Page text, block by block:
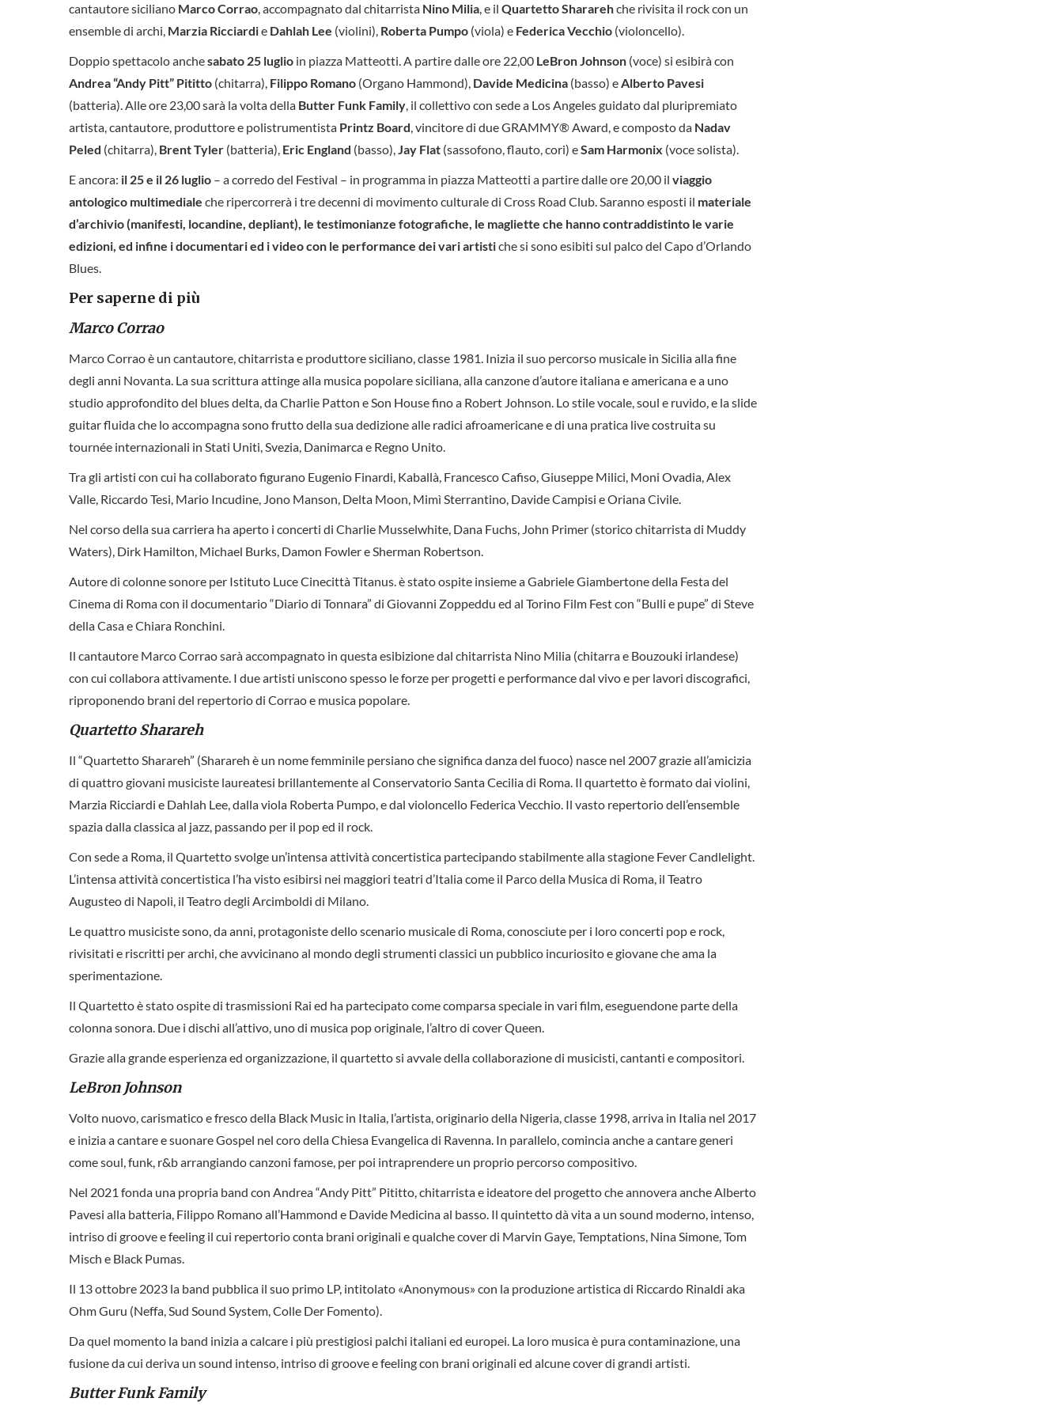
cantautore siciliano Marco Corrao, accompagnato dal chitarrista Nino Milia, e il Quartetto Shararehche rivisita il rock con un
ensemble di archi, Marzia Ricciardie Dahlah Lee (violini), Roberta Pumpo (viola) e Federica Vecchio (violoncello).
Doppio spettacolo anchesabato 25 luglio in piazza Matteotti. A partire dalle ore 22,00 LeBron Johnson (voce) si esibirà con
Andrea “Andy Pitt” Pititto (chitarra), Filippo Romano (Organo Hammond), Davide Medicina (basso) eAlberto Pavesi
(batteria). Alle ore 23,00 sarà la volta della Butter Funk Family, il collettivo con sede a Los Angeles guidato dal pluripremiato
artista, cantautore, produttore e polistrumentista Printz Board, vincitore di due GRAMMY® Award, e composto da Nadav
Peled (chitarra), Brent Tyler (batteria), Eric England (basso),Jay Flat (sassofono, flauto, cori) eSam Harmonix (voce solista).
E ancora: il 25 e il 26 luglio – a corredo del Festival – in programma in piazza Matteotti a partire dalle ore 20,00 il viaggio
antologico multimediale che ripercorrerà i tre decenni di movimento culturale di Cross Road Club. Saranno esposti il materiale
d’archivio (manifesti, locandine, depliant), le testimonianze fotografiche, le magliette che hanno contraddistinto le varie
edizioni, ed infine i documentari ed i video con le performance dei vari artistiche si sono esibiti sul palco del Capo d’Orlando
Blues.
Per saperne di più
Marco Corrao
Marco Corrao è un cantautore, chitarrista e produttore siciliano, classe 1981. Inizia il suo percorso musicale in Sicilia alla fine
degli anni Novanta. La sua scrittura attinge alla musica popolare siciliana, alla canzone d’autore italiana e americana e a uno
studio approfondito del blues delta, da Charlie Patton e Son House fino a Robert Johnson. Lo stile vocale, soul e ruvido, e la slide
guitar fluida che lo accompagna sono frutto della sua dedizione alle radici afroamericane e di una pratica live costruita su
tournée internazionali in Stati Uniti, Svezia, Danimarca e Regno Unito.
Tra gli artisti con cui ha collaborato figurano Eugenio Finardi, Kaballà, Francesco Cafiso, Giuseppe Milici, Moni Ovadia, Alex
Valle, Riccardo Tesi, Mario Incudine, Jono Manson, Delta Moon, Mimì Sterrantino, Davide Campisi e Oriana Civile.
Nel corso della sua carriera ha aperto i concerti di Charlie Musselwhite, Dana Fuchs, John Primer (storico chitarrista di Muddy
Waters), Dirk Hamilton, Michael Burks, Damon Fowler e Sherman Robertson.
Autore di colonne sonore per Istituto Luce Cinecittà Titanus. è stato ospite insieme a Gabriele Giambertone della Festa del
Cinema di Roma con il documentario “Diario di Tonnara” di Giovanni Zoppeddu ed al Torino Film Fest con “Bulli e pupe” di Steve
della Casa e Chiara Ronchini.
Il cantautore Marco Corrao sarà accompagnato in questa esibizione dal chitarrista Nino Milia (chitarra e Bouzouki irlandese)
con cui collabora attivamente. I due artisti uniscono spesso le forze per progetti e performance dal vivo e per lavori discografici,
riproponendo brani del repertorio di Corrao e musica popolare.
Quartetto Sharareh
Il “Quartetto Sharareh” (Sharareh è un nome femminile persiano che significa danza del fuoco) nasce nel 2007 grazie all’amicizia
di quattro giovani musiciste laureatesi brillantemente al Conservatorio Santa Cecilia di Roma. Il quartetto è formato dai violini,
Marzia Ricciardi e Dahlah Lee, dalla viola Roberta Pumpo, e dal violoncello Federica Vecchio. Il vasto repertorio dell’ensemble
spazia dalla classica al jazz, passando per il pop ed il rock.
Con sede a Roma, il Quartetto svolge un’intensa attività concertistica partecipando stabilmente alla stagione Fever Candlelight.
L’intensa attività concertistica l’ha visto esibirsi nei maggiori teatri d’Italia come il Parco della Musica di Roma, il Teatro
Augusteo di Napoli, il Teatro degli Arcimboldi di Milano.
Le quattro musiciste sono, da anni, protagoniste dello scenario musicale di Roma, conosciute per i loro concerti pop e rock,
rivisitati e riscritti per archi, che avvicinano al mondo degli strumenti classici un pubblico incuriosito e giovane che ama la
sperimentazione.
Il Quartetto è stato ospite di trasmissioni Rai ed ha partecipato come comparsa speciale in vari film, eseguendone parte della
colonna sonora. Due i dischi all’attivo, uno di musica pop originale, l’altro di cover Queen.
Grazie alla grande esperienza ed organizzazione, il quartetto si avvale della collaborazione di musicisti, cantanti e compositori.
LeBron Johnson
Volto nuovo, carismatico e fresco della Black Music in Italia, l’artista, originario della Nigeria, classe 1998, arriva in Italia nel 2017
e inizia a cantare e suonare Gospel nel coro della Chiesa Evangelica di Ravenna. In parallelo, comincia anche a cantare generi
come soul, funk, r&b arrangiando canzoni famose, per poi intraprendere un proprio percorso compositivo.
Nel 2021 fonda una propria band con Andrea “Andy Pitt” Pititto, chitarrista e ideatore del progetto che annovera anche Alberto
Pavesi alla batteria, Filippo Romano all’Hammond e Davide Medicina al basso. Il quintetto dà vita a un sound moderno, intenso,
intriso di groove e feeling il cui repertorio conta brani originali e qualche cover di Marvin Gaye, Temptations, Nina Simone, Tom
Misch e Black Pumas.
Il 13 ottobre 2023 la band pubblica il suo primo LP, intitolato «Anonymous» con la produzione artistica di Riccardo Rinaldi aka
Ohm Guru (Neffa, Sud Sound System, Colle Der Fomento).
Da quel momento la band inizia a calcare i più prestigiosi palchi italiani ed europei. La loro musica è pura contaminazione, una
fusione da cui deriva un sound intenso, intriso di groove e feeling con brani originali ed alcune cover di grandi artisti.
Butter Funk Family